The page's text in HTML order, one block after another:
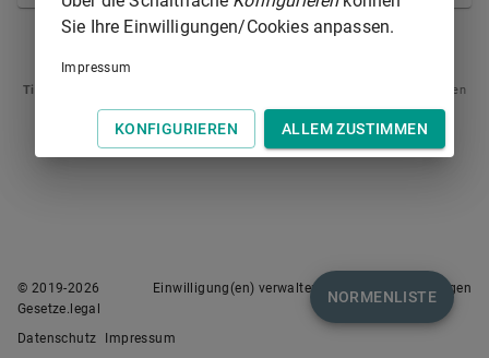
Tipp
: Swipen Sie auf dem Bildschirm links oder rechts zur Navigation zwischen
Normen.
NORMENLISTE
© 2019-2026
Gesetze.legal
Einwilligung(en) verwalten Nutzungsbedingungen
Datenschutz Impressum
Sie Ihre Einwilligungen/Cookies anpassen.
Impressum
KONFIGURIEREN ALLEM ZUSTIMMEN